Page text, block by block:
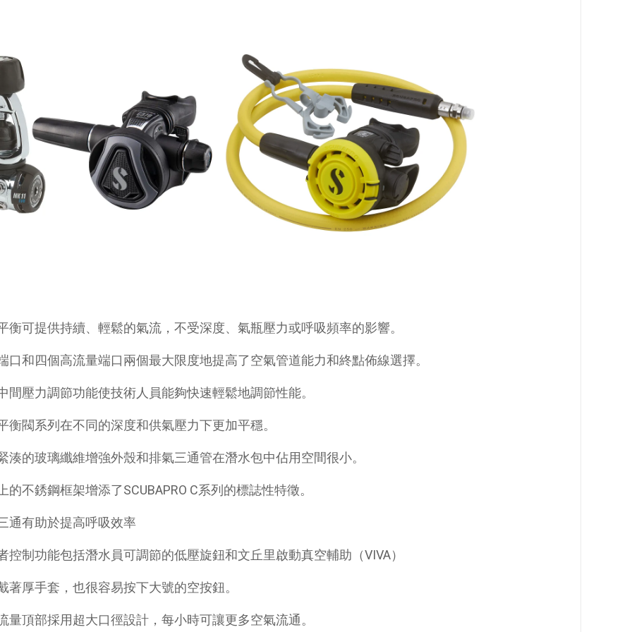
衡可提供持續、輕鬆的氣流，不受深度、氣瓶壓力或呼吸頻率的影響。
口和四個高流量端口兩個最大限度地提高了空氣管道能力和終點佈線選擇。
間壓力調節功能使技術人員能夠快速輕鬆地調節性能。
衡閥系列在不同的深度和供氣壓力下更加平穩。
湊的玻璃纖維增強外殼和排氣三通管在潛水包中佔用空間很小。
的不銹鋼框架增添了SCUBAPRO C系列的標誌性特徵。
通有助於提高呼吸效率
控制功能包括潛水員可調節的低壓旋鈕和文丘里啟動真空輔助（VIVA）
著厚手套，也很容易按下大號的空按鈕。
量頂部採用超大口徑設計，每小時可讓更多空氣流通。